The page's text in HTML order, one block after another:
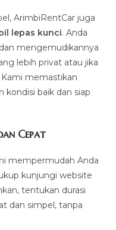
ArimbiRentCar juga
lepas kunci. Anda
mengemudikannya
lebih privat atau jika
memastikan
kondisi baik dan siap
Cepat
mempermudah Anda
kunjungi website
tentukan durasi
dan simpel, tanpa